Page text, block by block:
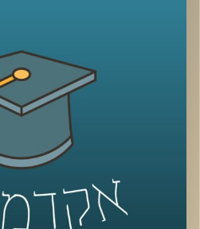
הגבוהה של אמריקאים
להתעניינות הרבה
בישראל. מתי הזדהו עם
פחות? האם יש הבדלי
גיל, השכלה, דת, גזע
דמוקרטים
קרדיט תמונות:AudioVersity